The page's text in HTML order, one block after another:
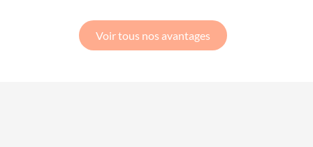
Voir tous nos avantages